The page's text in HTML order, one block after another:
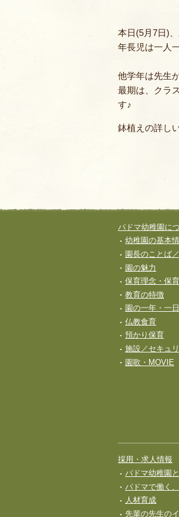
本日(5月7日)
年長児は一人
他学年は先生
最期は、クラ
す♪
鉢植えの詳し
フッターコンテンツサイト全体メ
パドマ幼稚園に
幼稚園の基本
園長のことば
園の魅力
保育理念・保
教育の特徴
園の一年・一日
仏教食育
預かり保育
施設／セキュ
園歌・MOVIE
採用・求人情報
パドマ幼稚園
パドマで働く
人材育成
先輩の先生の